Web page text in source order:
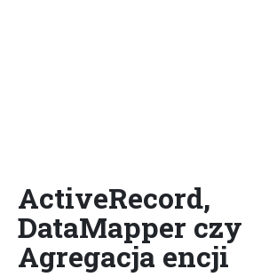
ActiveRecord,
DataMapper czy
Agregacja encji